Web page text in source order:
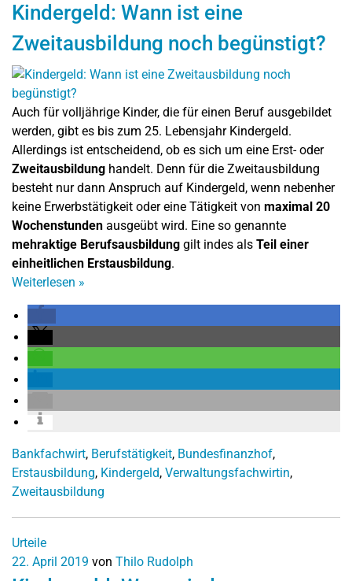
Kindergeld: Wann ist eine
Zweitausbildung noch begünstigt?
Auch für volljährige Kinder, die für einen Beruf ausgebildet
werden, gibt es bis zum 25. Lebensjahr Kindergeld.
Allerdings ist entscheidend, ob es sich um eine Erst- oder
Zweitausbildung handelt. Denn für die Zweitausbildung
besteht nur dann Anspruch auf Kindergeld, wenn nebenher
keine Erwerbstätigkeit oder eine Tätigkeit von maximal 20
Wochenstunden ausgeübt wird. Eine so genannte
mehraktige Berufsausbildung gilt indes als Teil einer
einheitlichen Erstausbildung.
Weiterlesen »
Bankfachwirt, Berufstätigkeit, Bundesfinanzhof,
Erstausbildung, Kindergeld, Verwaltungsfachwirtin,
Zweitausbildung
Urteile
22. April 2019 von Thilo Rudolph